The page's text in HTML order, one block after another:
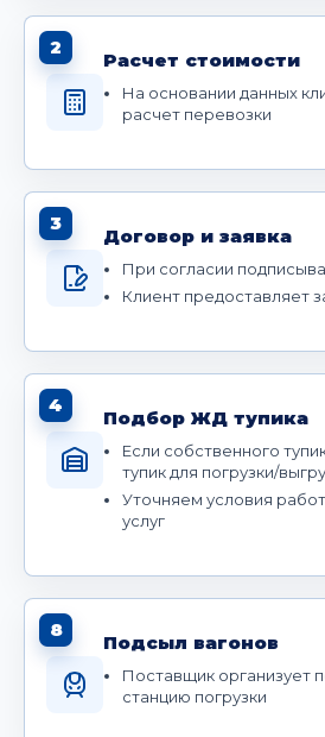
2
Расчет стоимости
На основании данных
расчет перевозки
3
Договор и заявка
При согласии
Клиент предоставляет
4
Подбор ЖД тупика
Если собственного
тупик для погрузки/
Уточняем условия
услуг
8
Подсыл вагонов
Поставщик организует
станцию погрузки